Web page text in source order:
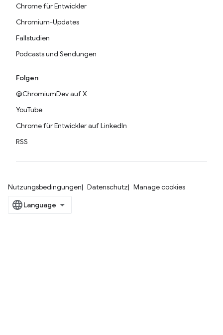
Chrome für Entwickler
Chromium-Updates
Fallstudien
Podcasts und Sendungen
Folgen
@ChromiumDev auf X
YouTube
Chrome für Entwickler auf LinkedIn
RSS
Nutzungsbedingungen Datenschutz Manage cookies